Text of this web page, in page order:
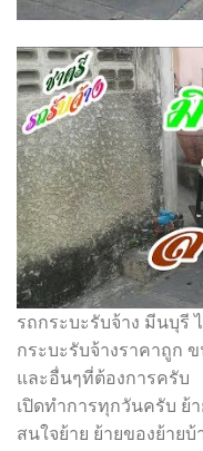
รถกระบะรับจ้าง มีนบุรี
กระบะรับจ้างราคาถูก
และอื่นๆที่ต้องการครับ
เปิดทำการทุกวันครับ ย้
สนใจย้าย ย้ายของย้าย